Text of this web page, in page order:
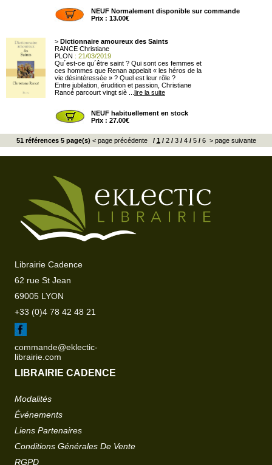
NEUF Normalement disponible sur commande
Prix : 13.00€
> Dictionnaire amoureux des Saints
RANCE Christiane
PLON : 21/03/2019
Qu´est-ce qu´être saint ? Qui sont ces femmes et
ces hommes que Renan appelait « les héros de la
vie désintéressée » ? Quel est leur rôle ?
Entre jubilation, érudition et passion, Christiane
Rancé parcourt vingt siè ... lire la suite
NEUF habituellement en stock
Prix : 27.00€
51 références 5 page(s) < page précédente/ 1 /2/3/4/5/6 > page suivante
Librairie Cadence
62 rue St Jean
69005 LYON
+33 (0)4 78 42 48 21
commande@eklectic-
librairie.com
LIBRAIRIE CADENCE
Modalités
Événements
Liens Partenaires
Conditions Générales De Vente
RGPD